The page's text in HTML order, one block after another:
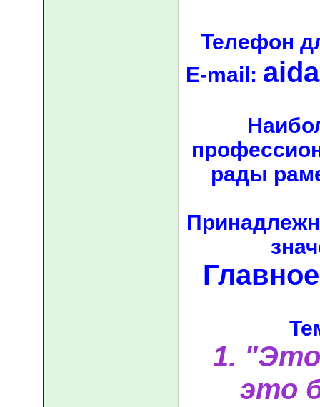
Телефон
E-mail:
рады
1.
это